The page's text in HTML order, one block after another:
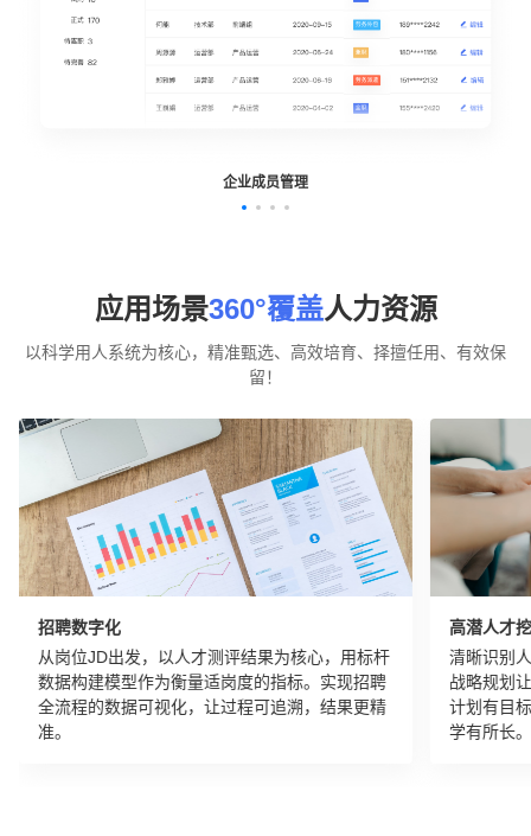
企业成员管理
应用场景360°覆盖人力资源
以科学用人系统为核心，精准甄选、高效培育、择擅任用、有效保
留！
招聘数字化
从岗位JD出发，以人才测评结果为核心，用标杆
数据构建模型作为衡量适岗度的指标。实现招聘
全流程的数据可视化，让过程可追溯，结果更精
准。
高潜人才
清晰识别
战略规划
计划有目
学有所长。